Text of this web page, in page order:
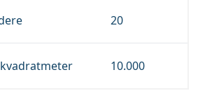
20
10.000